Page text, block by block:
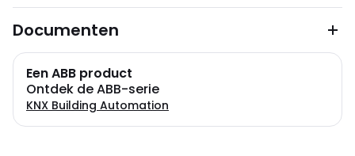
Documenten
Een ABB product
Ontdek de ABB-serie
KNX Building Automation